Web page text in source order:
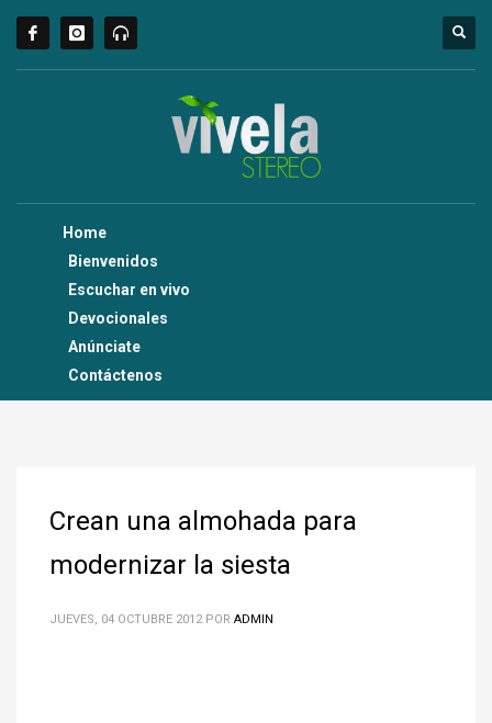
Home
Bienvenidos
Escuchar en vivo
Devocionales
Anúnciate
Contáctenos
Crean una almohada para
modernizar la siesta
JUEVES, 04 OCTUBRE 2012 POR ADMIN